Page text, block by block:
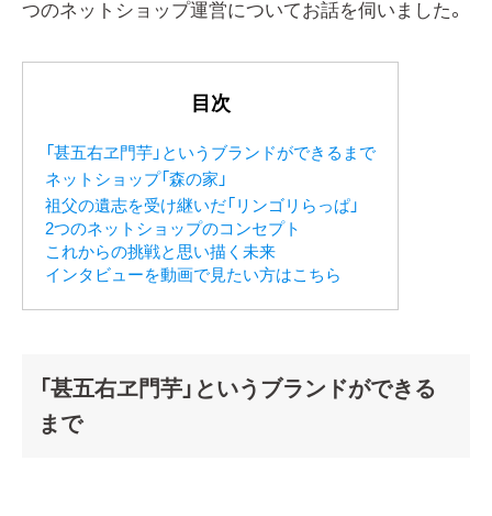
つのネットショップ運営についてお話を伺いました。
目次
「甚五右ヱ門芋」というブランドができるまで
ネットショップ「森の家」
祖父の遺志を受け継いだ「リンゴリらっぱ」
2つのネットショップのコンセプト
これからの挑戦と思い描く未来
インタビューを動画で見たい方はこちら
「甚五右ヱ門芋」というブランドができる
まで